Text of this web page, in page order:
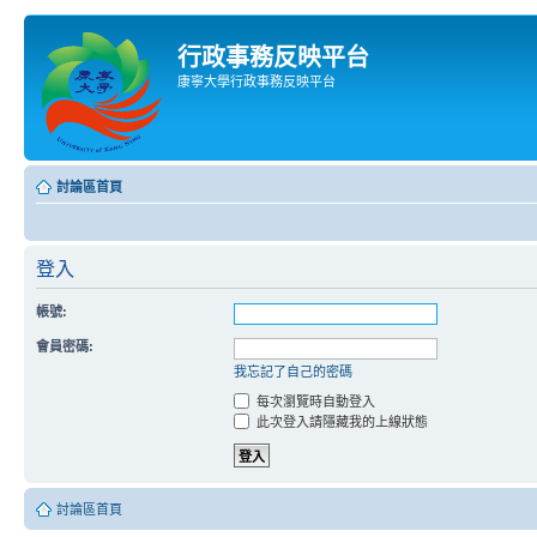
行政事務反映平台
康寧大學行政事務反映平台
討論區首頁
登入
帳號:
會員密碼:
我忘記了自己的密碼
每次瀏覽時自動登入
此次登入請隱藏我的上線狀態
討論區首頁